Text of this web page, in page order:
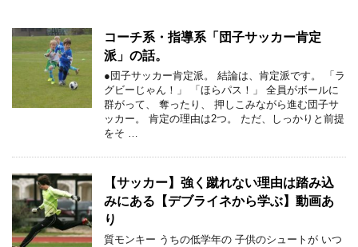
コーチ系・指導系「団子サッカー肯定
派」の話。
●団子サッカー肯定派。 結論は、肯定派です。 「ラ
グビーじゃん！」 「ほらパス！」 全員がボールに
群がって、 奪ったり、 押しこみながら進む団子サ
ッカー。 肯定の理由は2つ。 ただ、しっかりと前提
をそ …
【サッカー】強く蹴れない理由は踏み込
みにある【デブライネから学ぶ】動画あ
り
質モンキー うちの低学年の 子供のシュートが いつ